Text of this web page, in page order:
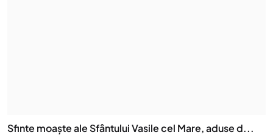
Sfinte moaşte ale Sfântului Vasile cel Mare, aduse d...